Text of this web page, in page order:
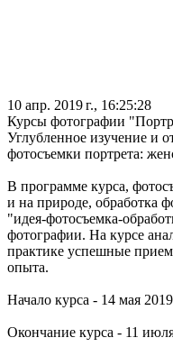
10 апр. 2019 г., 16:25:28
Курсы фотографии
Углубленное изучение и
фотосъемки портрета:
В программе курса,
и на природе, обработка
"идея-фотосъемка-
фотографии. На курсе
практике успешные
опыта.
Начало курса - 14 мая 2019
Окончание курса - 11